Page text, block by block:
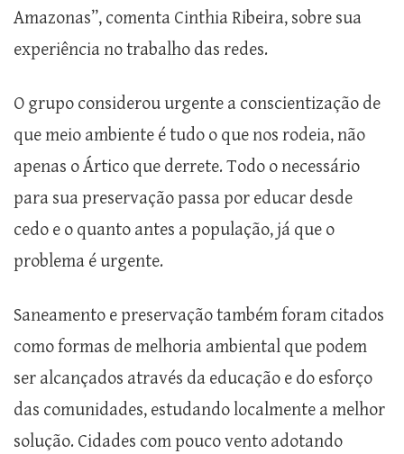
Amazonas”, comenta Cinthia Ribeira, sobre sua
experiência no trabalho das redes.
O grupo considerou urgente a conscientização de
que meio ambiente é tudo o que nos rodeia, não
apenas o Ártico que derrete. Todo o necessário
para sua preservação passa por educar desde
cedo e o quanto antes a população, já que o
problema é urgente.
Saneamento e preservação também foram citados
como formas de melhoria ambiental que podem
ser alcançados através da educação e do esforço
das comunidades, estudando localmente a melhor
solução. Cidades com pouco vento adotando